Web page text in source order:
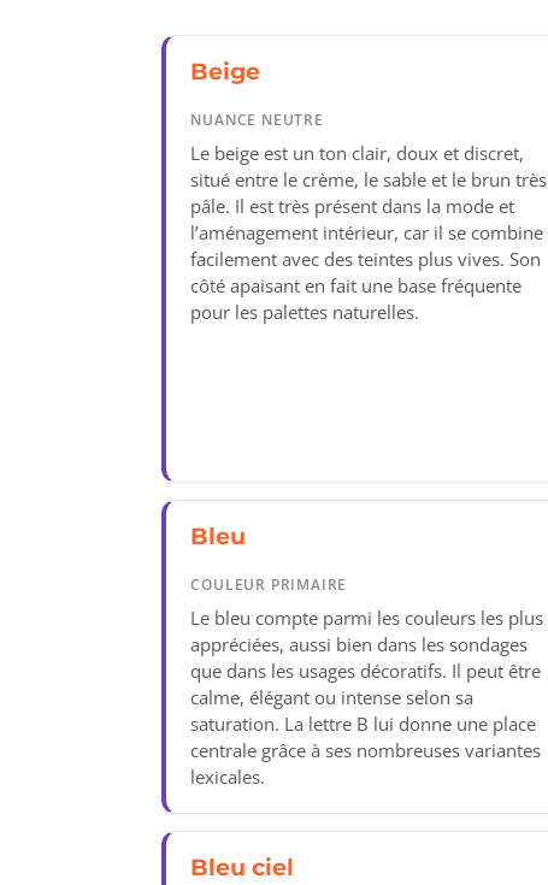
Beige
NUANCE NEUTRE
Le beige est un ton clair, doux et discret,
situé entre le crème, le sable et le brun très
pâle. Il est très présent dans la mode et
l’aménagement intérieur, car il se combine
facilement avec des teintes plus vives. Son
côté apaisant en fait une base fréquente
pour les palettes naturelles.
Bleu
COULEUR PRIMAIRE
Le bleu compte parmi les couleurs les plus
appréciées, aussi bien dans les sondages
que dans les usages décoratifs. Il peut être
calme, élégant ou intense selon sa
saturation. La lettre B lui donne une place
centrale grâce à ses nombreuses variantes
lexicales.
Bleu ciel